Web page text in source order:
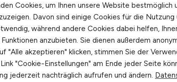
Cookies, um Ihnen unsere Website bestmöglich
Davon sind einige Cookies für die
während andere Cookies dabei helfen,
anzubieten. Sie dienen außerdem
"Alle akzeptieren" klicken, stimmen Sie der
"Cookie-Einstellungen" am Ende jeder Seite
jederzeit nachträglich aufrufen und ändern.